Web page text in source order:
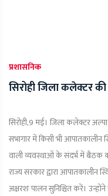
प्रशासनिक
सिरोही जिला कलेक्टर
सिरोही,9 मई। जिला कलेक्टर
सभागार में किसी भी आपातकालीन
वाली व्यवस्थाओं के संदर्भ में बैठक
राज्य सरकार द्वारा आपातकालीन
अक्षरशः पालन सुनिश्चित करें।